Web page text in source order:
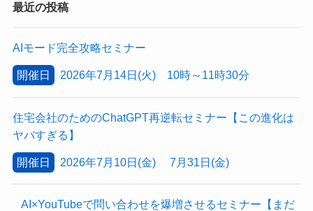
最近の投稿
AIモード完全攻略セミナー
開催日 2026年7月14日(火) 10時～11時30分
住宅会社のためのChatGPT再逆転セミナー【この進化は
ヤバすぎる】
開催日 2026年7月10日(金) 7月31日(金)
AI×YouTubeで問い合わせを爆増させるセミナー【まだ